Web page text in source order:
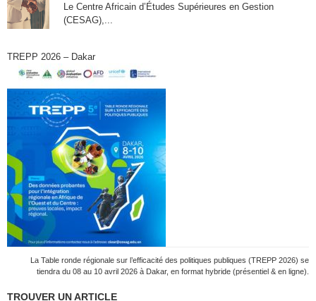
Le Centre Africain d’Études Supérieures en Gestion
(CESAG),...
TREPP 2026 – Dakar
La Table ronde régionale sur l’efficacité des politiques publiques (TREPP 2026) se
tiendra du 08 au 10 avril 2026 à Dakar, en format hybride (présentiel & en ligne).
TROUVER UN ARTICLE